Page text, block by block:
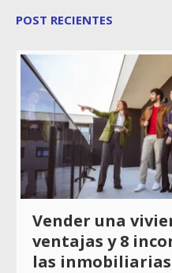
POST RECIENTES
Vender una
ventajas y 8
las inmobiliarias